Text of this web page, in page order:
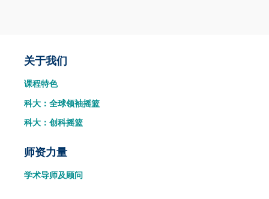
Main
navigation
关于我们
课程特色
科大：全球领袖摇篮
科大：创科摇篮
师资力量
学术导师及顾问